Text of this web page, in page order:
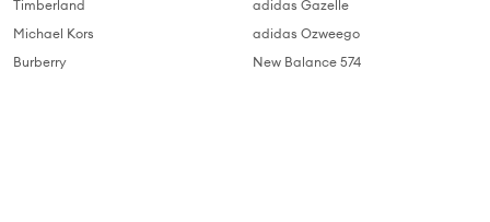
Timberland
Michael Kors
Burberry
adidas Gazelle
adidas Ozweego
New Balance 574